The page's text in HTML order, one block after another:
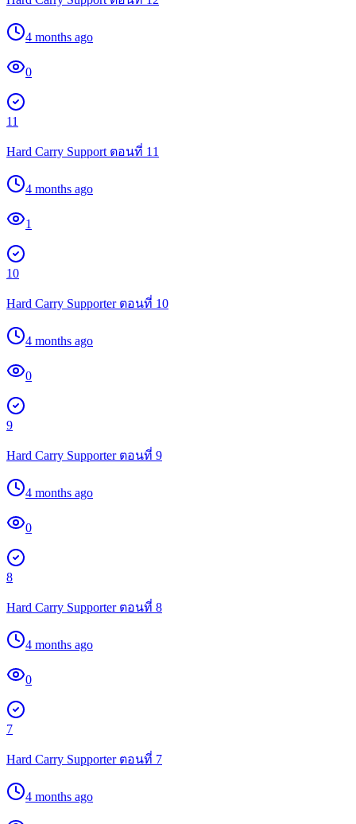
4 months ago
0
11
Hard Carry Support ตอนที่ 11
4 months ago
1
10
Hard Carry Supporter ตอนที่ 10
4 months ago
0
9
Hard Carry Supporter ตอนที่ 9
4 months ago
0
8
Hard Carry Supporter ตอนที่ 8
4 months ago
0
7
Hard Carry Supporter ตอนที่ 7
4 months ago